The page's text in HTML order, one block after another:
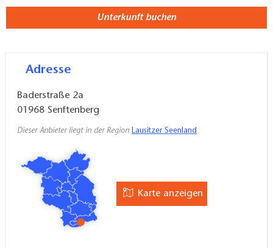
ausgestattete offene Einbauküche mit
Unterkunft buchen
Adresse
Baderstraße 2a
01968 Senftenberg
Dieser Anbieter liegt in der Region Lausitzer Seenland
Karte anzeigen